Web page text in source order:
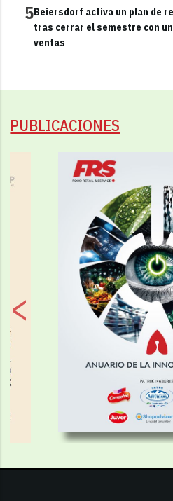
5Beiersdorf activa un plan de
tras cerrar el semestre con
ventas
PUBLICACIONES